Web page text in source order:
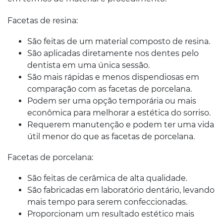
Facetas de resina:
São feitas de um material composto de resina.
São aplicadas diretamente nos dentes pelo
dentista em uma única sessão.
São mais rápidas e menos dispendiosas em
comparação com as facetas de porcelana.
Podem ser uma opção temporária ou mais
econômica para melhorar a estética do sorriso.
Requerem manutenção e podem ter uma vida
útil menor do que as facetas de porcelana.
Facetas de porcelana:
São feitas de cerâmica de alta qualidade.
São fabricadas em laboratório dentário, levando
mais tempo para serem confeccionadas.
Proporcionam um resultado estético mais